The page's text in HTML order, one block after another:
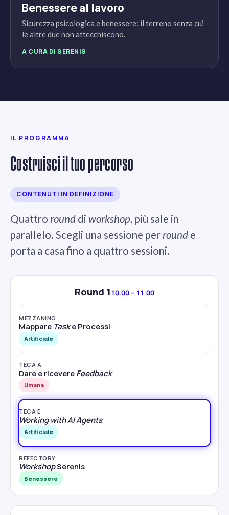
Benessere al lavoro
Sicurezza psicologica e benessere: il terreno senza cui
le altre due non attecchiscono.
A CURA DI SERENIS
IL PROGRAMMA
Costruisci il tuo percorso
CONTENUTI IN DEFINIZIONE
Quattro round di workshop, più sale in
parallelo. Scegli una sessione per round e
porta a casa fino a quattro sessioni.
Round 1 10.00 – 11.00
MEZZANINO
Mappare Taske Processi
Artificiale
TECA A
Dare e ricevereFeedback
Umana
TECA E
Working with AI Agents
Artificiale
REFECTORY
WorkshopSerenis
Benessere